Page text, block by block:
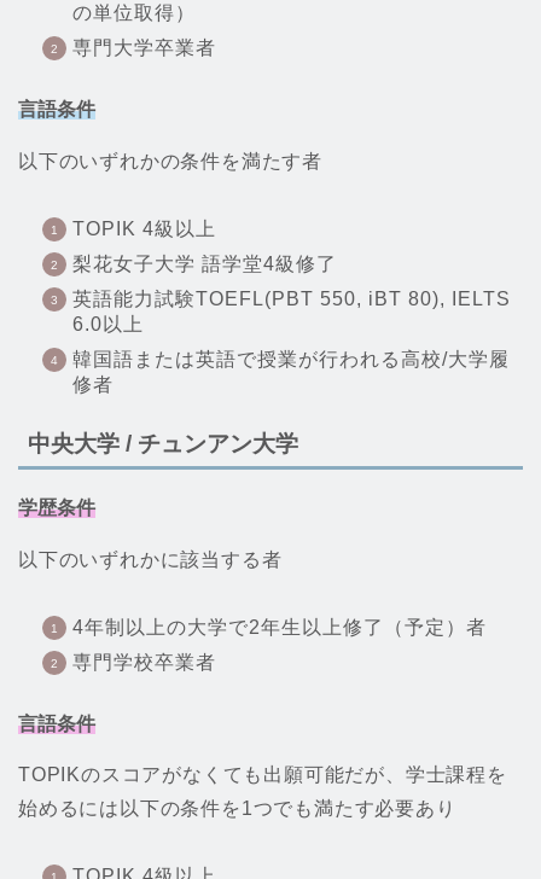
の単位取得）
専門大学卒業者
言語条件
以下のいずれかの条件を満たす者
TOPIK 4級以上
梨花女子大学 語学堂4級修了
英語能力試験TOEFL(PBT 550, iBT 80), IELTS
6.0以上
韓国語または英語で授業が行われる高校/大学履
修者
中央大学 / チュンアン大学
学歴条件
以下のいずれかに該当する者
4年制以上の大学で2年生以上修了（予定）者
専門学校卒業者
言語条件
TOPIKのスコアがなくても出願可能だが、学士課程を
始めるには以下の条件を1つでも満たす必要あり